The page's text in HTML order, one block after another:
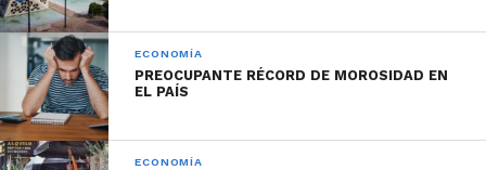
ECONOMÍA
PREOCUPANTE RÉCORD DE MOROSIDAD EN
EL PAÍS
ECONOMÍA